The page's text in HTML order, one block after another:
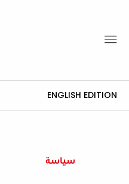
ENGLISH EDITION
سياسة